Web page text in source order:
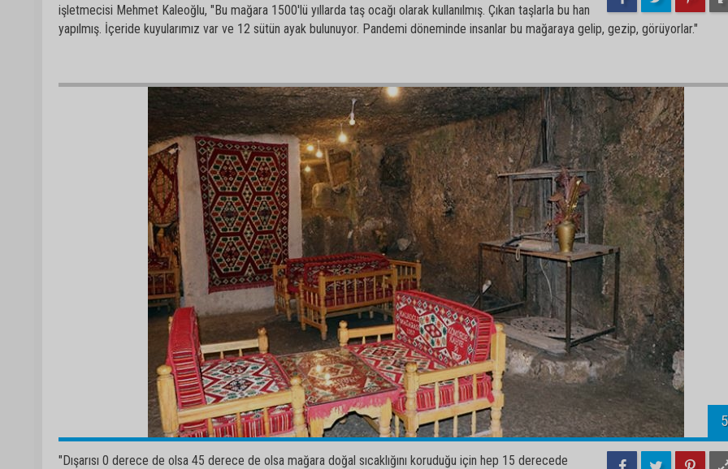
işletmecisi Mehmet Kaleoğlu, "Bu mağara 1500'lü yıllarda taş ocağı olarak kullanılmış. Çıkan taşlarla bu han
yapılmış. İçeride kuyularımız var ve 12 sütün ayak bulunuyor. Pandemi döneminde insanlar bu mağaraya gelip, gezip, görüyorlar."
5
"Dışarısı 0 derece de olsa 45 derece de olsa mağara doğal sıcaklığını koruduğu için hep 15 derecede